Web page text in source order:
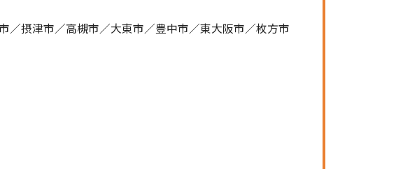
摂津市／高槻市／大東市／豊中市／東大阪市／枚方市